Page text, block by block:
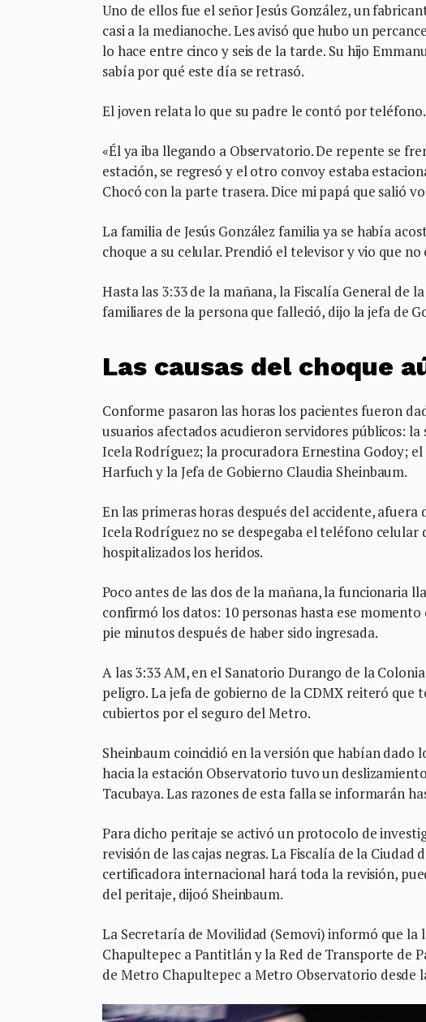
Uno de ellos fue el señor Jesús González, un
casi a la medianoche. Les avisó que hubo un
lo hace entre cinco y seis de la tarde. Su hijo
sabía por qué este día se retrasó.
El joven relata lo que su padre le contó por teléfono.
«Él ya iba llegando a Observatorio. De repente se
estación, se regresó y el otro convoy estaba
Chocó con la parte trasera. Dice mi papá que salió
La familia de Jesús González familia ya se había
choque a su celular. Prendió el televisor y vio que
Hasta las 3:33 de la mañana, la Fiscalía General de
familiares de la persona que falleció, dijo la jefa de
Las causas del choque
Conforme pasaron las horas los pacientes fueron
usuarios afectados acudieron servidores públicos:
Icela Rodríguez; la procuradora Ernestina Godoy;
Harfuch y la Jefa de Gobierno Claudia Sheinbaum.
En las primeras horas después del accidente,
Icela Rodríguez no se despegaba el teléfono
hospitalizados los heridos.
Poco antes de las dos de la mañana, la funcionaria
confirmó los datos: 10 personas hasta ese
pie minutos después de haber sido ingresada.
A las 3:33 AM, en el Sanatorio Durango de la
peligro. La jefa de gobierno de la CDMX reiteró que
cubiertos por el seguro del Metro.
Sheinbaum coincidió en la versión que habían
hacia la estación Observatorio tuvo un
Tacubaya. Las razones de esta falla se informarán
Para dicho peritaje se activó un protocolo de
revisión de las cajas negras. La Fiscalía de la
certificadora internacional hará toda la revisión,
del peritaje, dijoó Sheinbaum.
La Secretaría de Movilidad (Semovi) informó que
Chapultepec a Pantitlán y la Red de Transporte de
de Metro Chapultepec a Metro Observatorio desde